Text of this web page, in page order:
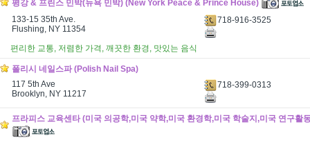
평강 & 프린스 민박(뉴욕 민박) (New York Peace & Prince House)
133-15 35th Ave.
Flushing, NY 11354
718-916-3525
편리한 교통, 저렴한 가격, 깨끗한 환경, 맛있는 음식
폴리시 네일스파 (Polish Nail Spa)
117 5th Ave
Brooklyn, NY 11217
718-399-0313
프라피스 교육센타 (미국 의공학,미국 약학,미국 환경학,미국 학술지,미국 연구활